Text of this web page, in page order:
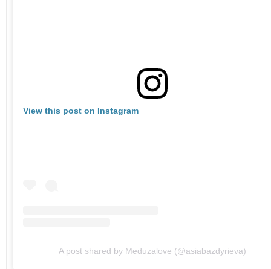
View this post on Instagram
A post shared by Meduzalove (@asiabazdyrieva)